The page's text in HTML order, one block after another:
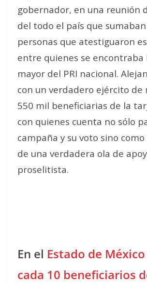
gobernador, en una reunión
del todo el país que
personas que atestiguaron
entre quienes se encontraba
mayor del PRI nacional.
con un verdadero ejército de
550 mil beneficiarias de la
con quienes cuenta no sólo
campaña y su voto sino
de una verdadera ola de
proselitista.
En el Estado de
cada 10 beneficiarios